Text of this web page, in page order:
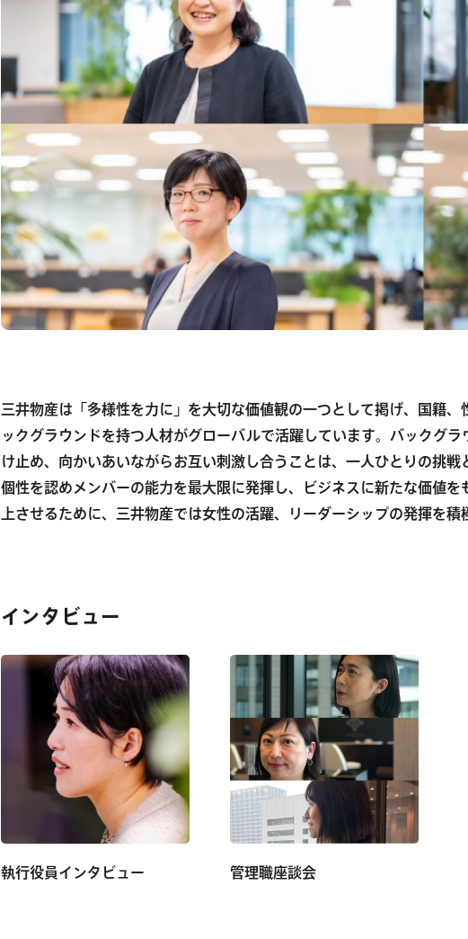
三井物産は「多様性を力に」を大切な価値観の一つとして掲げ、国籍、
ックグラウンドを持つ人材がグローバルで活躍しています。バックグ
け止め、向かいあいながらお互い刺激し合うことは、一人ひとりの挑戦
個性を認めメンバーの能力を最大限に発揮し、ビジネスに新たな価値を
上させるために、三井物産では女性の活躍、リーダーシップの発揮を積
インタビュー
執行役員インタビュー 管理職座談会